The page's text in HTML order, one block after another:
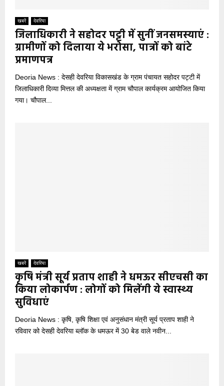
खबरें देवरिया
जिलाधिकारी ने सहोदर पट्टी में सुनीं जनसमस्याएं :
ग्रामीणों को दिलाया ये भरोसा, पात्रों को बांटे
प्रमाणपत्र
Deoria News : देसही देवरिया विकासखंड के ग्राम पंचायत सहोदर पट्टी में
जिलाधिकारी दिव्या मित्तल की अध्यक्षता में ग्राम चौपाल कार्यक्रम आयोजित किया
गया। चौपाल...
खबरें देवरिया
कृषि मंत्री सूर्य प्रताप शाही ने धमऊर सीएचसी का
किया लोकार्पण : लोगों को मिलेंगी ये स्वास्थ्य
सुविधाएं
Deoria News : कृषि, कृषि शिक्षा एवं अनुसंधान मंत्री सूर्य प्रताप शाही ने
रविवार को देसही देवरिया ब्लॉक के धमऊर में 30 बेड वाले नवीन...